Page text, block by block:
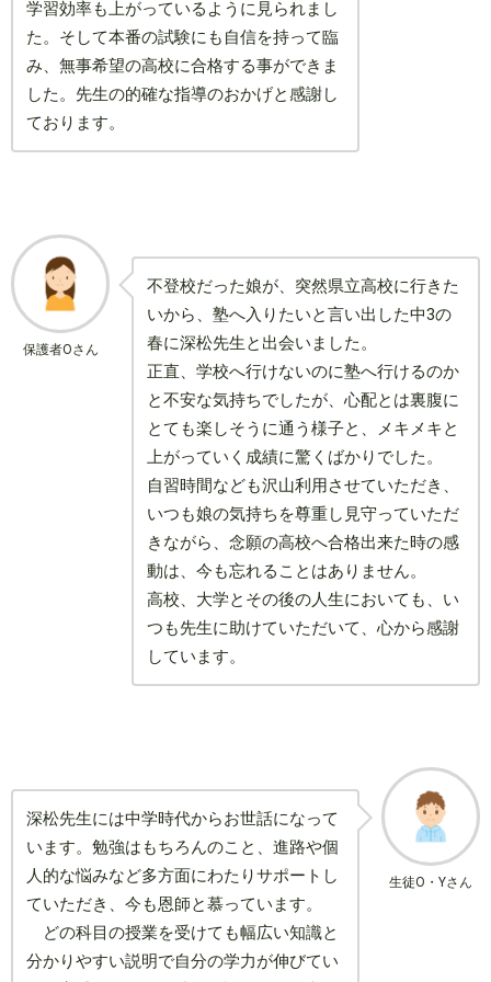
学習効率も上がっているように見られまし
た。そして本番の試験にも自信を持って臨
み、無事希望の高校に合格する事ができま
した。先生の的確な指導のおかげと感謝し
ております。
保護者Oさん
不登校だった娘が、突然県立高校に行きた
いから、塾へ入りたいと言い出した中3の
春に深松先生と出会いました。
正直、学校へ行けないのに塾へ行けるのか
と不安な気持ちでしたが、心配とは裏腹に
とても楽しそうに通う様子と、メキメキと
上がっていく成績に驚くばかりでした。
自習時間なども沢山利用させていただき、
いつも娘の気持ちを尊重し見守っていただ
きながら、念願の高校へ合格出来た時の感
動は、今も忘れることはありません。
高校、大学とその後の人生においても、い
つも先生に助けていただいて、心から感謝
しています。
生徒O・Yさん
深松先生には中学時代からお世話になって
います。勉強はもちろんのこと、進路や個
人的な悩みなど多方面にわたりサポートし
ていただき、今も恩師と慕っています。
どの科目の授業を受けても幅広い知識と
分かりやすい説明で自分の学力が伸びてい